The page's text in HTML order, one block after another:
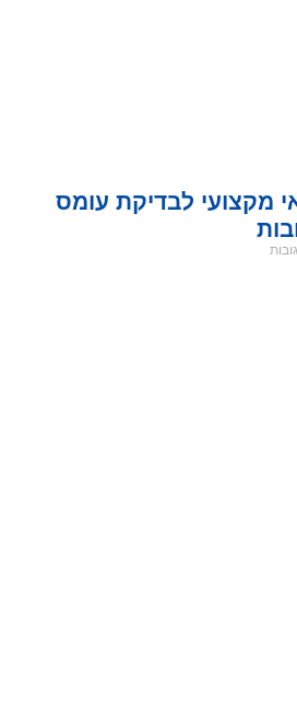
מקצועי לבדיקת עומס